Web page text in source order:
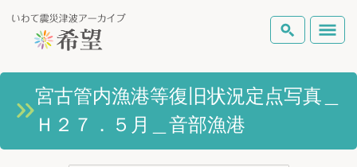
いわて震災津波アーカイブとは
岩手県の被害状況
検索
宮古管内漁港等復旧状況定点写真＿
Ｈ２７．５月＿音部漁港